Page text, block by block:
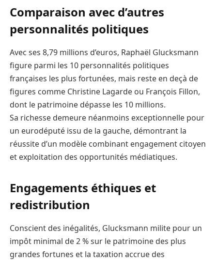
Comparaison avec d’autres
personnalités politiques
Avec ses 8,79 millions d’euros, Raphaël Glucksmann
figure parmi les 10 personnalités politiques
françaises les plus fortunées, mais reste en deçà de
figures comme Christine Lagarde ou François Fillon,
dont le patrimoine dépasse les 10 millions.
Sa richesse demeure néanmoins exceptionnelle pour
un eurodéputé issu de la gauche, démontrant la
réussite d’un modèle combinant engagement citoyen
et exploitation des opportunités médiatiques.
Engagements éthiques et
redistribution
Conscient des inégalités, Glucksmann milite pour un
impôt minimal de 2 % sur le patrimoine des plus
grandes fortunes et la taxation accrue des